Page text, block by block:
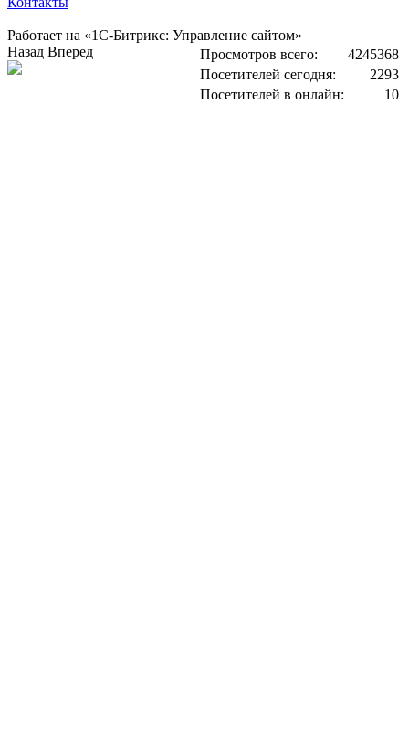
Работает на «1С-Битрикс: Управление сайтом»
Просмотров всего:
4245368
Посетителей сегодня:
2293
Посетителей в онлайн:
10
Назад Вперед